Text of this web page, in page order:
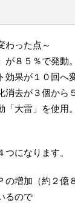
わった点～
が８５％で発動。
効果が１０回へ
消去が３個から
「大雷」を使用。
になります。
の増加（約２億
るので